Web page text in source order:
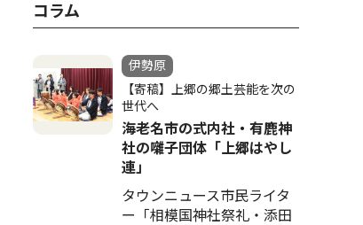
コラム
伊勢原
【寄稿】上郷の郷土芸能を次の
世代へ
海老名市の式内社・有鹿神
社の囃子団体「上郷はやし
連」
タウンニュース市民ライタ
ー「相模国神社祭礼・添田